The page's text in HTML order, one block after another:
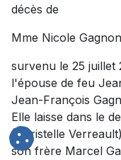
décès de
Mme Nicole
survenu le 25 juillet
l'épouse de feu
Jean-François
Elle laisse dans le
(Christelle
son frère Marcel